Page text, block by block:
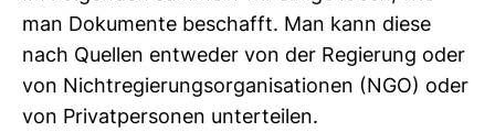
man Doku­mente beschafft. Man kann diese
nach Quellen ent­weder von der Regie­rung oder
von Nicht­re­gie­rungs­or­ga­ni­sa­tionen (NGO) oder
von Pri­vat­per­sonen unter­teilen.